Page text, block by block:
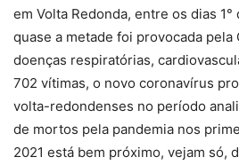
em Volta Redonda, entre os dias
quase a metade foi provocada pela
doenças respiratórias,
702 vítimas, o novo coronavírus
volta-redondenses no período
de mortos pela pandemia nos
2021 está bem próximo, vejam só,